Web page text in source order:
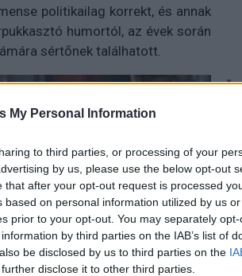
My Personal Information
to third parties, or processing of your
by us, please use the below opt-out
after your opt-out request is processed
on personal information utilized by us
prior to your opt-out. You may separately
by third parties on the IAB’s list of
be disclosed by us to third parties on the
disclose it to other third parties.
politikailag korrekt, és annak
humortól, az évek során
sértőnek találhatott.